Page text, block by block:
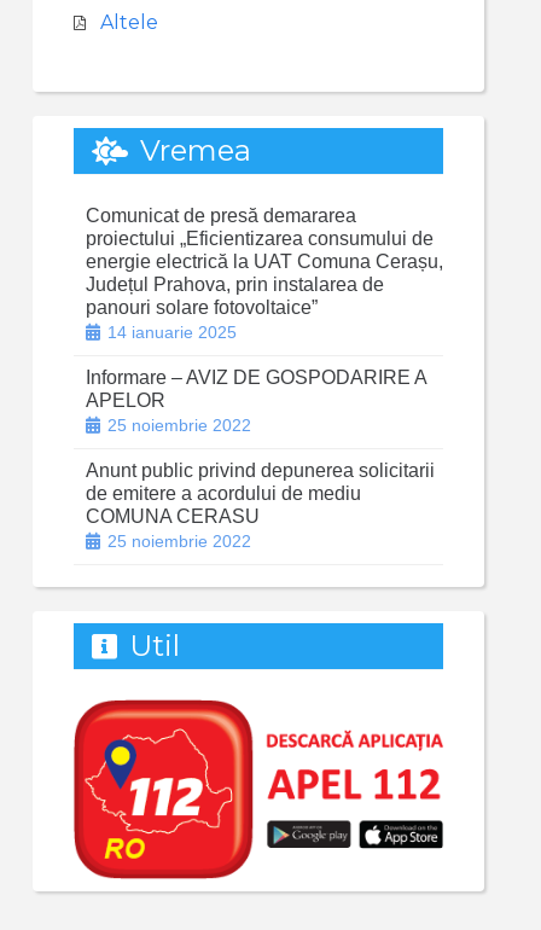
Altele
Vremea
Comunicat de presă demararea
proiectului „Eficientizarea consumului de
energie electrică la UAT Comuna Cerașu,
Județul Prahova, prin instalarea de
panouri solare fotovoltaice”
14 ianuarie 2025
Informare – AVIZ DE GOSPODARIRE A
APELOR
25 noiembrie 2022
Anunt public privind depunerea solicitarii
de emitere a acordului de mediu
COMUNA CERASU
25 noiembrie 2022
Util